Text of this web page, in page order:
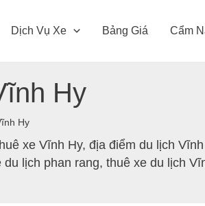
Dịch Vụ Xe Bảng Giá Cẩm
Hy
Hy
xe Vĩnh Hy, địa điểm du lịch
du lịch phan rang, thuê xe du lịch